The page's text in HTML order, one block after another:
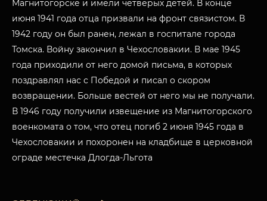
Магнитогорске и имели четверых детей. В конце
июня 1941 года отца призвали на фронт связистом. В
1942 году он был ранен, лежал в госпитале города
Томска. Войну закончил в Чехословакии. В мае 1945
года приходили от него домой письма, в которых
поздравлял нас с Победой и писал о скором
возвращении. Больше вестей от него мы не получали.
В 1946 году получили извещение из Магнитогорского
военкомата о том, что отец погиб 2 июня 1945 года в
Чехословакии и похоронен на кладбище в церковной
ограде местечка Длогда-Льгота